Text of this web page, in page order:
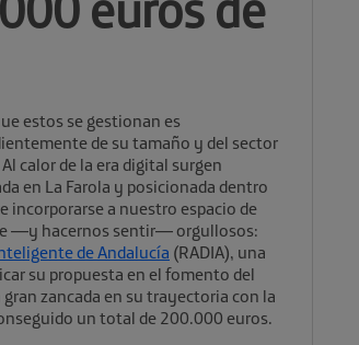
estos se gestionan es
de su tamaño y del sector
calor de la era digital surgen
en La Farola y posicionada dentro
incorporarse a nuestro espacio de
—y hacernos sentir— orgullosos:
de Andalucía (RADIA), una
su propuesta en el fomento del
zancada en su trayectoria con la
un total de 200.000 euros.